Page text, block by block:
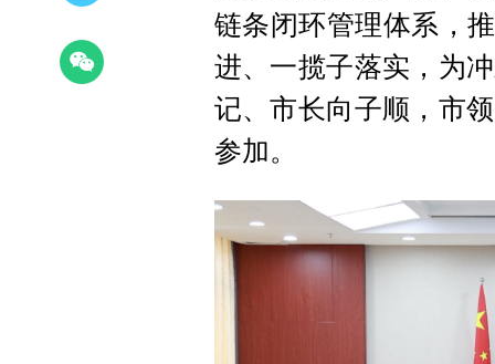
链条闭环管理体系，
进、一揽子落实，为
记、市长向子顺，市
参加。